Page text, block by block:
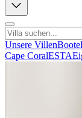
Unsere VillenBoote
Cape CoralESTA